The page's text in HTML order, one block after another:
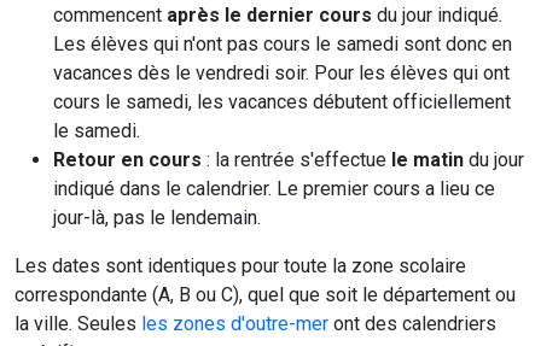
commencent après le dernier cours du jour indiqué.
Les élèves qui n'ont pas cours le samedi sont donc en
vacances dès le vendredi soir. Pour les élèves qui ont
cours le samedi, les vacances débutent officiellement
le samedi.
Retour en cours : la rentrée s'effectue le matin du jour
indiqué dans le calendrier. Le premier cours a lieu ce
jour-là, pas le lendemain.
Les dates sont identiques pour toute la zone scolaire
correspondante (A, B ou C), quel que soit le département ou
la ville. Seules les zones d'outre-mer ont des calendriers